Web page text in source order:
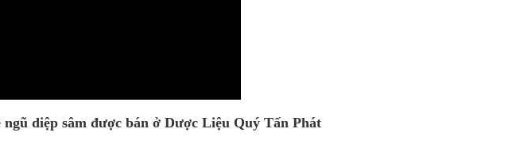
ngũ diệp sâm được bán ở Dược Liệu Quý Tấn Phát